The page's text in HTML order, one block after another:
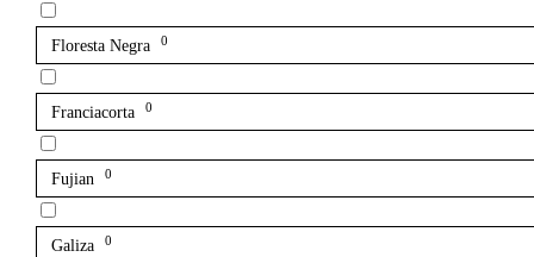
Floresta Negra 0
Franciacorta 0
Fujian 0
Galiza 0